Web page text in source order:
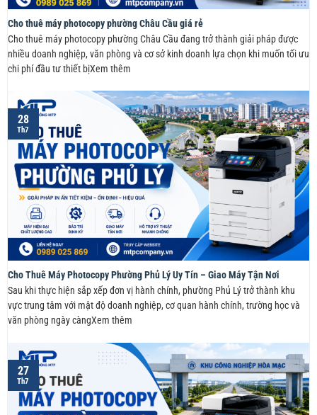
Cho thuê máy photocopy phường Châu Cầu giá rẻ
Cho thuê máy photocopy phường Châu Cầu đang trở thành giải pháp được
nhiều doanh nghiệp, văn phòng và cơ sở kinh doanh lựa chọn khi muốn tối ưu
chi phí đầu tư thiết bịXem thêm
Cho Thuê Máy Photocopy Phường Phủ Lý Uy Tín – Giao Máy Tận Nơi
Sau khi thực hiện sắp xếp đơn vị hành chính, phường Phủ Lý trở thành khu
vực trung tâm với mật độ doanh nghiệp, cơ quan hành chính, trường học và
văn phòng ngày càngXem thêm
28
Th7
27
Th7